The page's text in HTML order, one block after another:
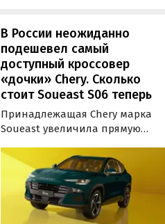
В России неожиданно
подешевел самый
доступный кроссовер
«дочки» Chery. Сколько
стоит Soueast S06 теперь
Принадлежащая Chery марка
Soueast увеличила прямую
доступный кроссовер S06 в
России на 100 тыс. рублей.
Теперь при его покупке можно
сэкономить рекордные 250 тыс.
рублей, узнали «Автоновости